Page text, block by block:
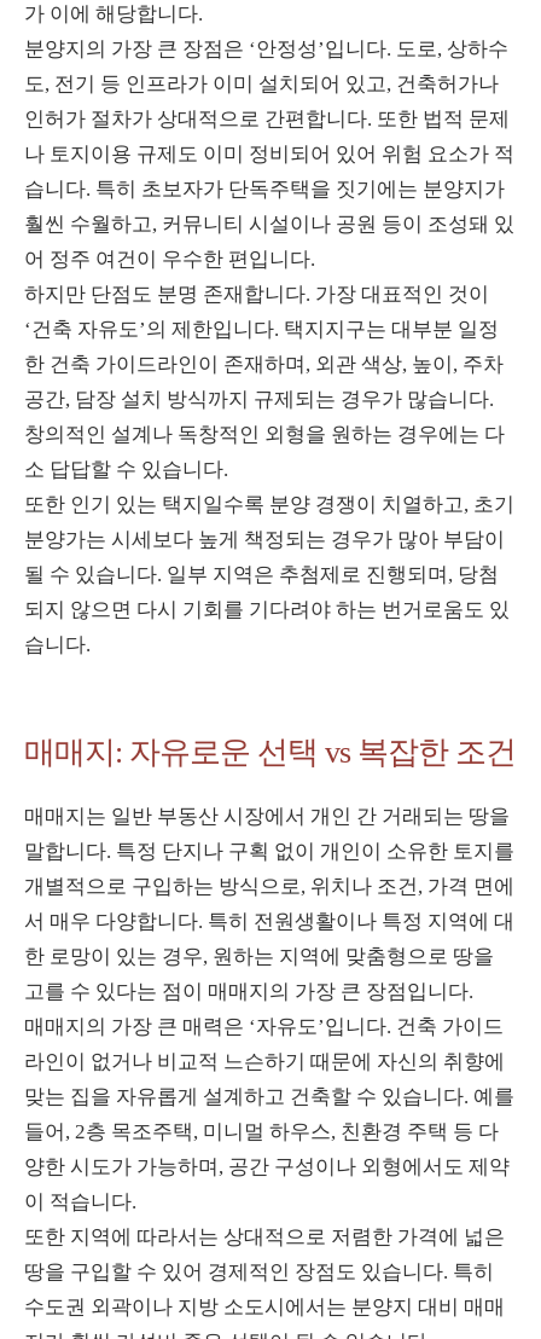
가 이에 해당합니다.
분양지의 가장 큰 장점은 ‘안정성’입니다. 도로, 상하수
도, 전기 등 인프라가 이미 설치되어 있고, 건축허가나
인허가 절차가 상대적으로 간편합니다. 또한 법적 문제
나 토지이용 규제도 이미 정비되어 있어 위험 요소가 적
습니다. 특히 초보자가 단독주택을 짓기에는 분양지가
훨씬 수월하고, 커뮤니티 시설이나 공원 등이 조성돼 있
어 정주 여건이 우수한 편입니다.
하지만 단점도 분명 존재합니다. 가장 대표적인 것이
‘건축 자유도’의 제한입니다. 택지지구는 대부분 일정
한 건축 가이드라인이 존재하며, 외관 색상, 높이, 주차
공간, 담장 설치 방식까지 규제되는 경우가 많습니다.
창의적인 설계나 독창적인 외형을 원하는 경우에는 다
소 답답할 수 있습니다.
또한 인기 있는 택지일수록 분양 경쟁이 치열하고, 초기
분양가는 시세보다 높게 책정되는 경우가 많아 부담이
될 수 있습니다. 일부 지역은 추첨제로 진행되며, 당첨
되지 않으면 다시 기회를 기다려야 하는 번거로움도 있
습니다.
매매지: 자유로운 선택 vs 복잡한 조건
매매지는 일반 부동산 시장에서 개인 간 거래되는 땅을
말합니다. 특정 단지나 구획 없이 개인이 소유한 토지를
개별적으로 구입하는 방식으로, 위치나 조건, 가격 면에
서 매우 다양합니다. 특히 전원생활이나 특정 지역에 대
한 로망이 있는 경우, 원하는 지역에 맞춤형으로 땅을
고를 수 있다는 점이 매매지의 가장 큰 장점입니다.
매매지의 가장 큰 매력은 ‘자유도’입니다. 건축 가이드
라인이 없거나 비교적 느슨하기 때문에 자신의 취향에
맞는 집을 자유롭게 설계하고 건축할 수 있습니다. 예를
들어, 2층 목조주택, 미니멀 하우스, 친환경 주택 등 다
양한 시도가 가능하며, 공간 구성이나 외형에서도 제약
이 적습니다.
또한 지역에 따라서는 상대적으로 저렴한 가격에 넓은
땅을 구입할 수 있어 경제적인 장점도 있습니다. 특히
수도권 외곽이나 지방 소도시에서는 분양지 대비 매매